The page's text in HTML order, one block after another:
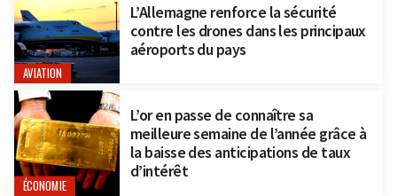
AVIATION
L’Allemagne renforce la sécurité
contre les drones dans les principaux
aéroports du pays
ÉCONOMIE
L’or en passe de connaître sa
meilleure semaine de l’année grâce à
la baisse des anticipations de taux
d’intérêt